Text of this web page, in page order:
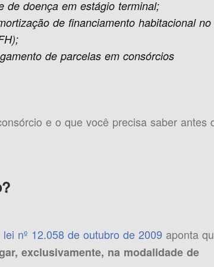
de doença em estágio terminal;
de financiamento habitacional no
de parcelas em consórcios
e o que você precisa saber antes
lei nº 12.058 de outubro de 2009 aponta
exclusivamente, na modalidade de